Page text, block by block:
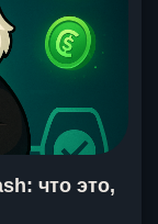
что это,